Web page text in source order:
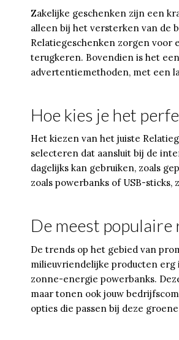
Zakelijke geschenken zijn een
alleen bij het versterken van de
Relatiegeschenken zorgen voor
terugkeren. Bovendien is het
advertentiemethoden, met een
Hoe kies je het
Het kiezen van het juiste
selecteren dat aansluit bij de
dagelijks kan gebruiken, zoals
zoals powerbanks of USB-
De meest
De trends op het gebied van
milieuvriendelijke producten
zonne-energie powerbanks.
maar tonen ook jouw
opties die passen bij deze